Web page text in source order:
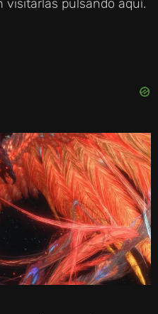
visitarlas pulsando aquí.